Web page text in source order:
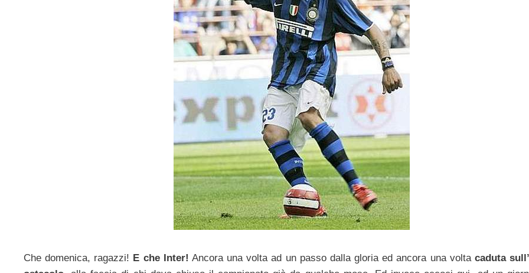
Che domenica, ragazzi! E che Inter! Ancora una volta ad un passo dalla gloria ed ancora una volta caduta